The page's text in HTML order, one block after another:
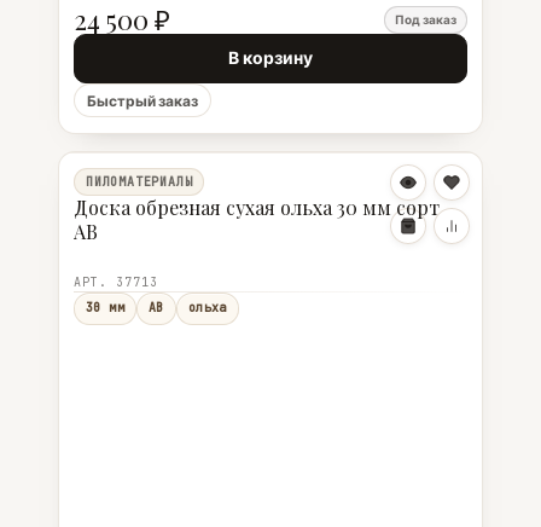
24 500 ₽ Под заказ
В корзину
Быстрый заказ
ПИЛОМАТЕРИАЛЫ
Доска обрезная сухая ольха 30 мм сорт
АВ
АРТ. 37713
30 мм
АВ ольха